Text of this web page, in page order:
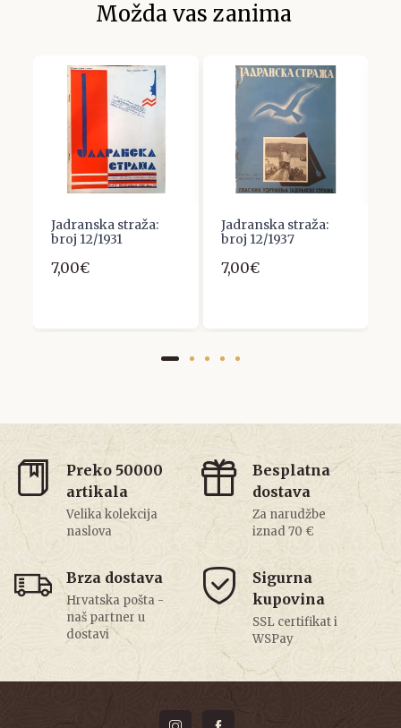
Možda vas zanima
Jadranska straža:
broj 12/1931
7,00€
Jadranska straža:
broj 12/1937
7,00€
Preko 50000
artikala
Velika kolekcija
naslova
Besplatna
dostava
Za narudžbe
iznad 70 €
Brza dostava
Hrvatska pošta -
naš partner u
dostavi
Sigurna
kupovina
SSL certifikat i
WSPay